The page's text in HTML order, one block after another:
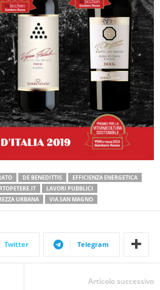
DE BENEDITTIS
EFFICIENZA ENERGETICA
LAVORI PUBBLICI
URBANA VIA SAN MAGNO
Twitter Telegram
Articolo successivo